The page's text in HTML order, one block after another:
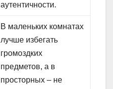
аутентичности.
В маленьких комнатах
лучше избегать
громоздких
предметов, а в
просторных – не